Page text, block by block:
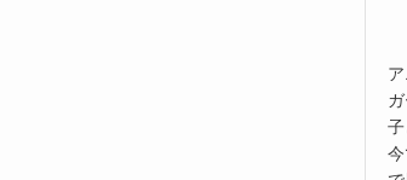
ガ